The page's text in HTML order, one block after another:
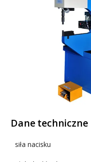
Dane techniczne
siła nacisku